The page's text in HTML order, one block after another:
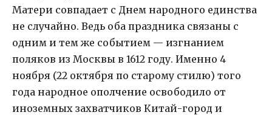
Матери совпадает с Днем народного единства
не случайно. Ведь оба праздника связаны с
одним и тем же событием — изгнанием
поляков из Москвы в 1612 году. Именно 4
ноября (22 октября по старому стилю) того
года народное ополчение освободило от
иноземных захватчиков Китай-город и